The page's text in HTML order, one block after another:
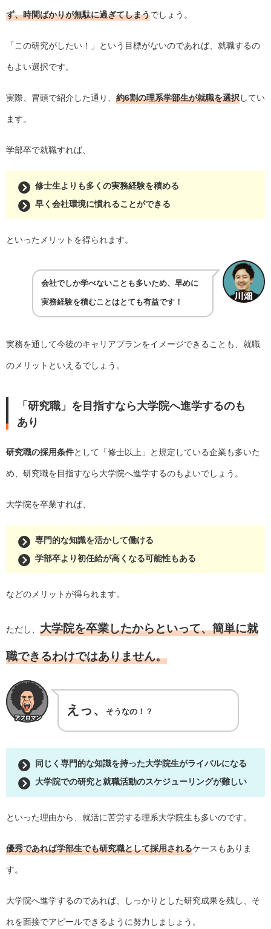
ず、時間ばかりが無駄に過ぎてしまうでしょう。
「この研究がしたい！」という目標がないのであれば、就職するの
もよい選択です。
実際、冒頭で紹介した通り、 約6割の理系学部生が就職を選択してい
ます。
学部卒で就職すれば、
修士生よりも多くの実務経験を積める
早く会社環境に慣れることができる
といったメリットを得られます。
会社でしか学べないことも多いため、早めに
実務経験を積むことはとても有益です！
実務を通して今後のキャリアプランをイメージできることも、就職
のメリットといえるでしょう。
「研究職」を目指すなら大学院へ進学するのも
あり
研究職の採用条件として「修士以上」と規定している企業も多いた
め、研究職を目指すなら大学院へ進学するのもよいでしょう。
大学院を卒業すれば、
専門的な知識を活かして働ける
学部卒より初任給が高くなる可能性もある
などのメリットが得られます。
ただし、 大学院を卒業したからといって、簡単に就
職できるわけではありません。
えっ、 そうなの！？
同じく専門的な知識を持った大学院生がライバルになる
大学院での研究と就職活動のスケジューリングが難しい
といった理由から、就活に苦労する理系大学院生も多いのです。
優秀であれば学部生でも研究職として採用されるケースもありま
す。
大学院へ進学するのであれば、しっかりとした研究成果を残し、そ
れを面接でアピールできるように努力しましょう。